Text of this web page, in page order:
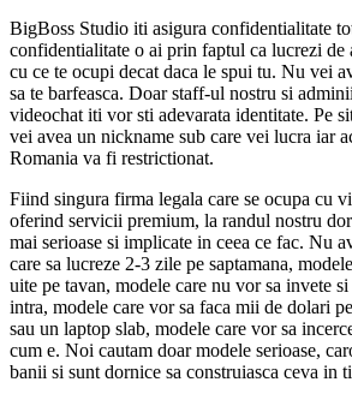
BigBoss Studio iti asigura confidentialitate
confidentialitate o ai prin faptul ca lucrezi de
cu ce te ocupi decat daca le spui tu. Nu vei
sa te barfeasca. Doar staff-ul nostru si
videochat iti vor sti adevarata identitate. Pe
vei avea un nickname sub care vei lucra iar
Romania va fi restrictionat.
Fiind singura firma legala care se ocupa cu
oferind servicii premium, la randul nostru
mai serioase si implicate in ceea ce fac. Nu
care sa lucreze 2-3 zile pe saptamana,
uite pe tavan, modele care nu vor sa invete si
intra, modele care vor sa faca mii de dolari
sau un laptop slab, modele care vor sa
cum e. Noi cautam doar modele serioase,
banii si sunt dornice sa construiasca ceva in